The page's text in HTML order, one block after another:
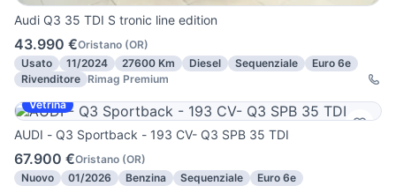
Audi Q3 35 TDI S tronic line edition
43.990 €Oristano (OR)
Usato
11/2024 27600 Km Diesel Sequenziale
Euro 6e
Rivenditore Rimag Premium
Vetrina
AUDI - Q3 Sportback - 193 CV- Q3 SPB 35 TDI
67.900 €Oristano (OR)
Nuovo
01/2026 Benzina Sequenziale
Euro 6e